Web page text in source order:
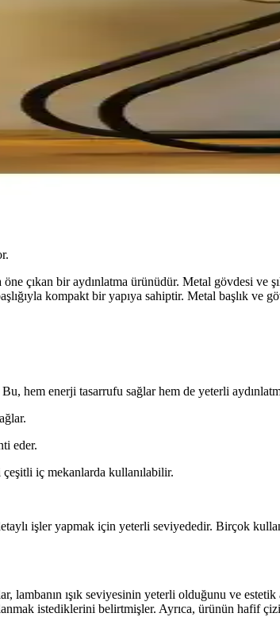
çıkan bir aydınlatma ürünüdür. Metal gövdesi ve
kompakt bir yapıya sahiptir. Metal başlık ve
hem enerji tasarrufu sağlar hem de yeterli
eder.
iç mekanlarda kullanılabilir.
işler yapmak için yeterli seviyededir. Birçok
lambanın ışık seviyesinin yeterli olduğunu ve
istediklerini belirtmişler. Ayrıca, ürünün hafif